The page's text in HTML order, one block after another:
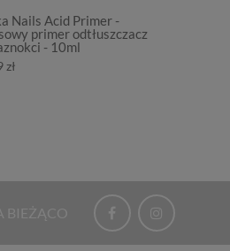
Nails Acid Primer -
primer odtłuszczacz
- 10ml
zł
BIEŻĄCO